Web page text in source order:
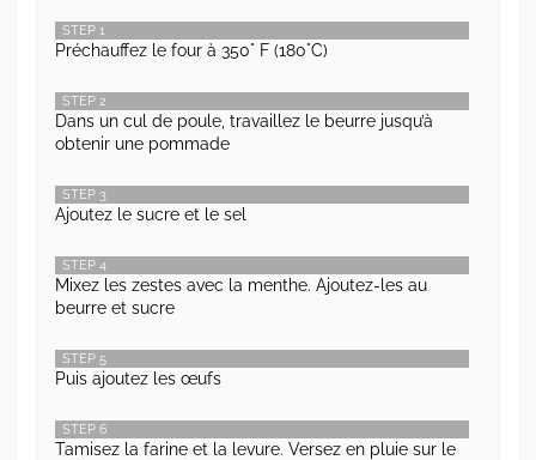
STEP 1
Préchauffez le four à 350° F (180°C)
STEP 2
Dans un cul de poule, travaillez le beurre jusqu’à
obtenir une pommade
STEP 3
Ajoutez le sucre et le sel
STEP 4
Mixez les zestes avec la menthe. Ajoutez-les au
beurre et sucre
STEP 5
Puis ajoutez les œufs
STEP 6
Tamisez la farine et la levure. Versez en pluie sur le